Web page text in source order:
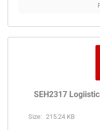
SEH2317
Size: 215.24 KB